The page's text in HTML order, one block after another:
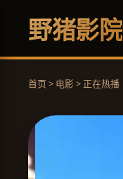
野猪影院
首页 > 电影 > 正在热播